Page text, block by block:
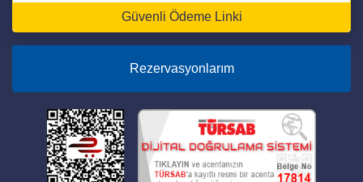
Güvenli Ödeme Linki
Rezervasyonlarım